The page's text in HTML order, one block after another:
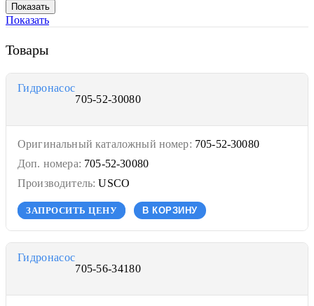
Показать
Товары
Гидронасос
705-52-30080
Оригинальный каталожный номер: 705-52-30080
Доп. номера: 705-52-30080
Производитель: USCO
ЗАПРОСИТЬ ЦЕНУ В КОРЗИНУ
Гидронасос
705-56-34180